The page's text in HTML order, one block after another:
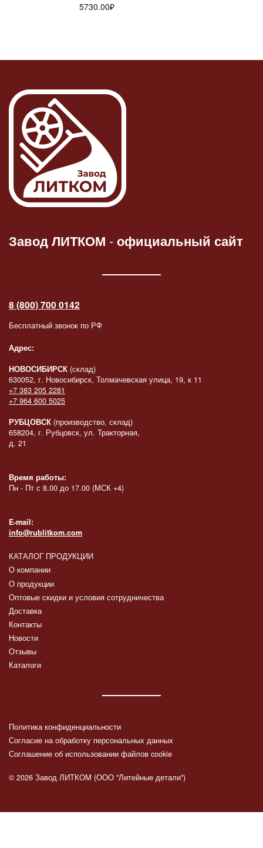
5730.00₽
Завод ЛИТКОМ -официальный сайт
8 (800) 700 0142
Бесплатный звонок по РФ
Адрес:
НОВОСИБИРСК (склад)
630052, г. Новосибирск, Толмачевская улица, 19, к 11
+7 383 205 2281
+7 964 600 5025
РУБЦОВСК (производство, склад)
658204, г. Рубцовск, ул. Тракторная,
д. 21
Время работы:
Пн - Пт с 8.00 до 17.00 (МСК +4)
E-mail:
info@rublitkom.com
КАТАЛОГ ПРОДУКЦИИ
О компании
О продукции
Оптовые скидки и условия сотрудничества
Доставка
Контакты
Новости
Отзывы
Каталоги
Политика конфиденциальности
Согласие на обработку персональных данных
Соглашение об использовании файлов cookie
© 2026 Завод ЛИТКОМ (ООО "Литейные детали")